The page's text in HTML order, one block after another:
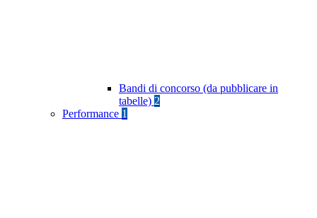
Bandi di concorso (da pubblicare in
tabelle) 2
Performance 1